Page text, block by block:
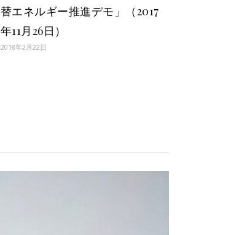
替エネルギー推進デモ」（2017
年11月26日）
2018年2月22日